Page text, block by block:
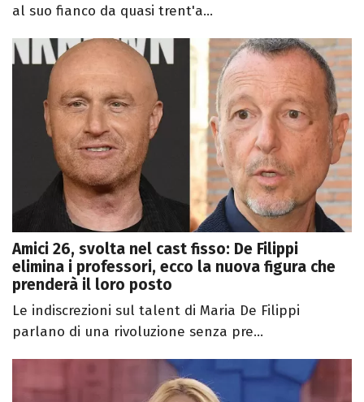
al suo fianco da quasi trent'a...
Amici 26, svolta nel cast fisso: De Filippi
elimina i professori, ecco la nuova figura che
prenderà il loro posto
Le indiscrezioni sul talent di Maria De Filippi
parlano di una rivoluzione senza pre...